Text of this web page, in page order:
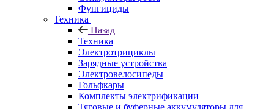
Фунгициды
Техника
Назад
Техника
Электротрициклы
Зарядные устройства
Электровелосипеды
Гольфкары
Комплекты электрификации
Тяговые и буферные аккумуляторы для